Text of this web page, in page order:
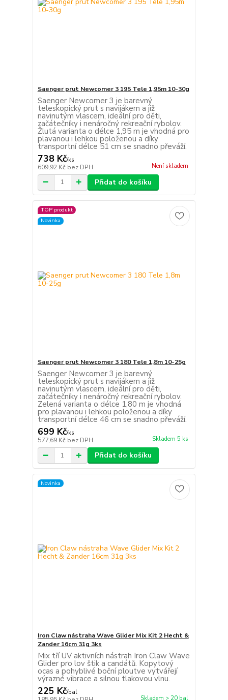
Saenger prut Newcomer 3 195 Tele 1,95m 10-30g
Saenger Newcomer 3 je barevný
teleskopický prut s navijákem a již
navinutým vlascem, ideální pro děti,
začátečníky i nenáročný rekreační rybolov.
Žlutá varianta o délce 1,95 m je vhodná pro
plavanou i lehkou položenou a díky
transportní délce 51 cm se snadno převáží.
738 Kč/ks
609,92 Kč bez DPH Není skladem
Přidat do košíku
TOP produkt
Novinka
Saenger prut Newcomer 3 180 Tele 1,8m 10-25g
Saenger Newcomer 3 je barevný
teleskopický prut s navijákem a již
navinutým vlascem, ideální pro děti,
začátečníky i nenáročný rekreační rybolov.
Zelená varianta o délce 1,80 m je vhodná
pro plavanou i lehkou položenou a díky
transportní délce 46 cm se snadno převáží.
699 Kč/ks
577,69 Kč bez DPH Skladem 5 ks
Přidat do košíku
Novinka
Iron Claw nástraha Wave Glider Mix Kit 2 Hecht &
Zander 16cm 31g 3ks
Mix tří UV aktivních nástrah Iron Claw Wave
Glider pro lov štik a candátů. Kopytový
ocas a pohyblivé boční ploutve vytvářejí
výrazné vibrace a silnou tlakovou vlnu.
225 Kč/bal
Skladem > 20 bal